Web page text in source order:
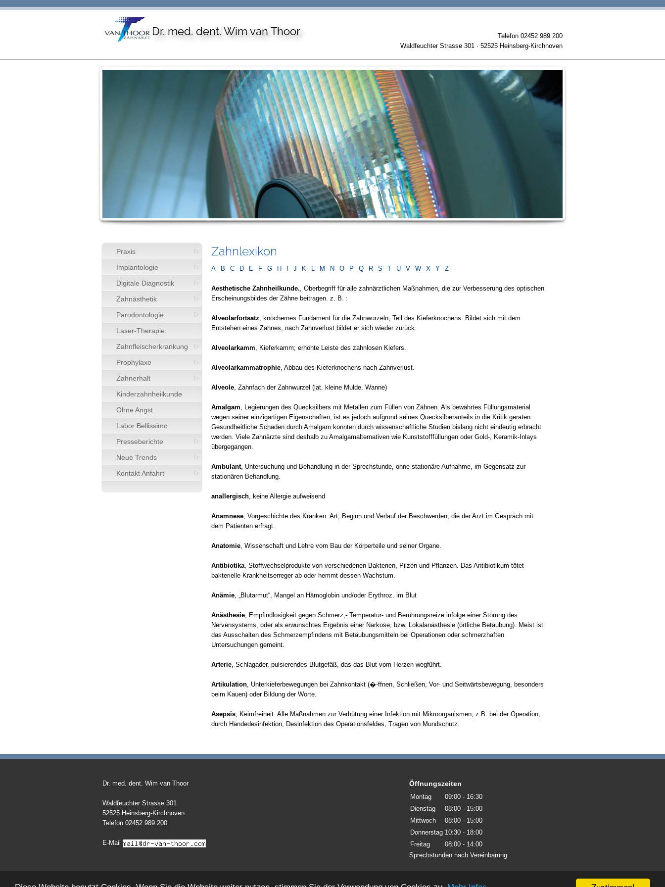
Dr. med. dent. Wim van Thoor
Telefon 02452 989 200
Waldfeuchter Strasse 301 · 52525 Heinsberg-Kirchhoven
Praxis
Implantologie
Digitale Diagnostik
Zahnästhetik
Parodontologie
Laser-Therapie
Zahnfleischerkrankung
Prophylaxe
Zahnerhalt
Kinderzahnheilkunde
Ohne Angst
Labor Bellissimo
Presseberichte
Neue Trends
Kontakt Anfahrt
Zahnlexikon
A B C D E F G H J K L M N O P Q R S T U V W X Y Z
Aesthetische Zahnheilkunde., Oberbegriff für alle zahnärztlichen Maßnahmen, die zur Verbesserung des optischen
Erscheinungsbildes der Zähne beitragen. z. B. :
Alveolarfortsatz, knöchernes Fundament für die Zahnwurzeln, Teil des Kieferknochens. Bildet sich mit dem
Entstehen eines Zahnes, nach Zahnverlust bildet er sich wieder zurück.
Alveolarkamm, Kieferkamm; erhöhte Leiste des zahnlosen Kiefers.
Alveolarkammatrophie, Abbau des Kieferknochens nach Zahnverlust.
Alveole, Zahnfach der Zahnwurzel (lat. kleine Mulde, Wanne)
Amalgam, Legierungen des Quecksilbers mit Metallen zum Füllen von Zähnen. Als bewährtes Füllungsmaterial
wegen seiner einzigartigen Eigenschaften, ist es jedoch aufgrund seines Quecksilberanteils in die Kritik geraten.
Gesundheitliche Schäden durch Amalgam konnten durch wissenschaftliche Studien bislang nicht eindeutig erbracht
werden. Viele Zahnärzte sind deshalb zu Amalgamalternativen wie Kunststofffüllungen oder Gold-, Keramik-Inlays
übergegangen.
Ambulant, Untersuchung und Behandlung in der Sprechstunde, ohne stationäre Aufnahme, im Gegensatz zur
stationären Behandlung.
anallergisch, keine Allergie aufweisend
Anamnese, Vorgeschichte des Kranken. Art, Beginn und Verlauf der Beschwerden, die der Arzt im Gespräch mit
dem Patienten erfragt.
Anatomie, Wissenschaft und Lehre vom Bau der Körperteile und seiner Organe.
Antibiotika, Stoffwechselprodukte von verschiedenen Bakterien, Pilzen und Pflanzen. Das Antibiotikum tötet
bakterielle Krankheitserreger ab oder hemmt dessen Wachstum.
Anämie, „Blutarmut“, Mangel an Hämoglobin und/oder Erythroz. im Blut
Anästhesie, Empfindlosigkeit gegen Schmerz,- Temperatur- und Berührungsreize infolge einer Störung des
Nervensystems, oder als erwünschtes Ergebnis einer Narkose, bzw. Lokalanästhesie (örtliche Betäubung). Meist ist
das Ausschalten des Schmerzempfindens mit Betäubungsmitteln bei Operationen oder schmerzhaften
Untersuchungen gemeint.
Arterie, Schlagader, pulsierendes Blutgefäß, das das Blut vom Herzen wegführt.
Artikulation, Unterkieferbewegungen bei Zahnkontakt (�-ffnen, Schließen, Vor- und Seitwärtsbewegung, besonders
beim Kauen) oder Bildung der Worte.
Asepsis, Keimfreiheit. Alle Maßnahmen zur Verhütung einer Infektion mit Mikroorganismen, z.B. bei der Operation,
durch Händedesinfektion, Desinfektion des Operationsfeldes, Tragen von Mundschutz.
Dr. med. dent. Wim van Thoor
Waldfeuchter Strasse 301
52525 Heinsberg-Kirchhoven
Telefon 02452 989 200
E-Mail
Öffnungszeiten
Montag
09:00 - 16:30
Dienstag
08:00 - 15:00
Mittwoch
08:00 - 15:00
Donnerstag 10:30 - 18:00
Freitag
08:00 - 14:00
Sprechstunden nach Vereinbarung